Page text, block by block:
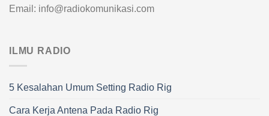
Email: info@radiokomunikasi.com
ILMU RADIO
5 Kesalahan Umum Setting Radio Rig
Cara Kerja Antena Pada Radio Rig